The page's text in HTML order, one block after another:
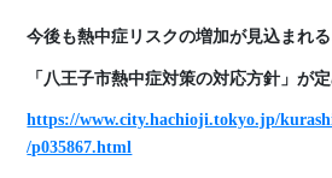
今後も熱中症リスクの増加が見込まれる
「八王子市熱中症対策の対応方針」が
https://www.city.hachioji.tokyo.jp/
/p035867.html